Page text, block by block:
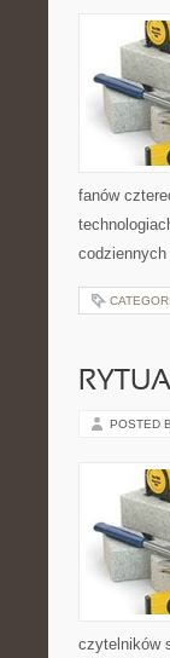
fanów
POSTED
czytelników